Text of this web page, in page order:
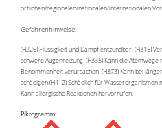
örtlichen/regionalen/nationalen/internationalen
Gefahrenhinweise:
(H226) Flüssigkeit und Dampf entzündbar. (H315)
schwere Augenreizung. (H335) Kann die Atemwege
Benommenheit verursachen. (H373) Kann bei
schädigen.(H412) Schädlich für
Kann allergische Reaktionen hervorrufen.
Piktogramm: